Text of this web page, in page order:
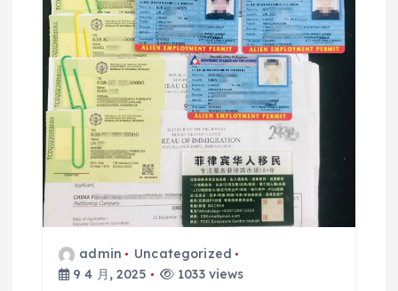
admin
Uncategorized
9 4 月, 2025
1033 views